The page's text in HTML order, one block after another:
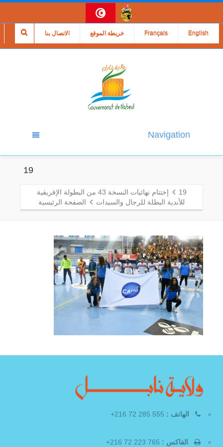
الاتصال بنا خريطة الموقع Français English
Navigation
19
19
إختتام نهائيات النسخة 43 من البطولة الإفريقية
للأندية البطلة للرجال والسيدات
الصفحة الرئيسية
الهاتف :
الفاكس :